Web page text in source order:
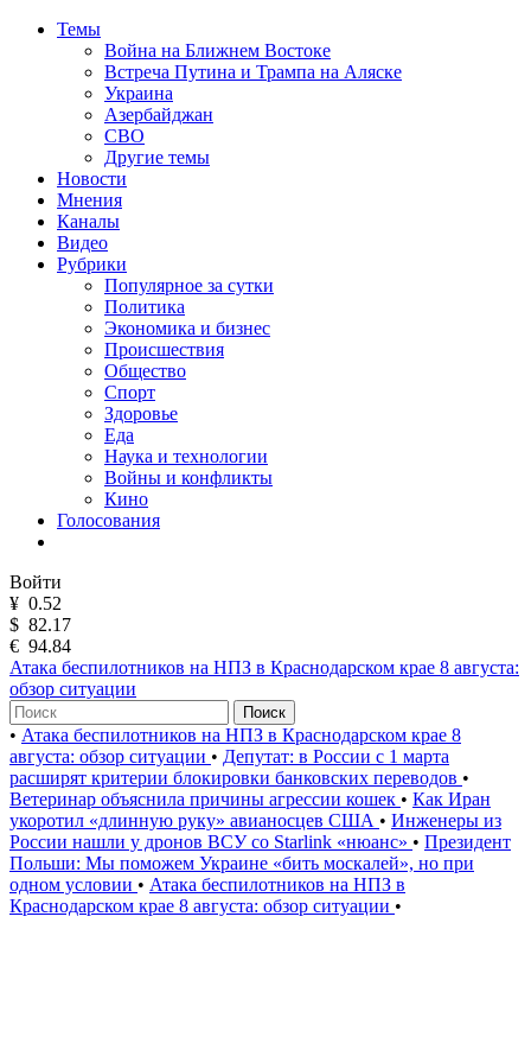
Темы
Война на Ближнем Востоке
Встреча Путина и Трампа на Аляске
Украина
Азербайджан
СВО
Другие темы
Новости
Мнения
Каналы
Видео
Рубрики
Популярное за сутки
Политика
Экономика и бизнес
Происшествия
Общество
Спорт
Здоровье
Еда
Наука и технологии
Войны и конфликты
Кино
Голосования
Войти
¥ 0.52
$ 82.17
€ 94.84
Атака беспилотников на НПЗ в Краснодарском крае 8 августа:
обзор ситуации
Поиск
• Атака беспилотников на НПЗ в Краснодарском крае 8
августа: обзор ситуации • Депутат: в России с 1 марта
расширят критерии блокировки банковских переводов •
Ветеринар объяснила причины агрессии кошек • Как Иран
укоротил «длинную руку» авианосцев США • Инженеры из
России нашли у дронов ВСУ со Starlink «нюанс» • Президент
Польши: Мы поможем Украине «бить москалей», но при
одном условии • Атака беспилотников на НПЗ в
Краснодарском крае 8 августа: обзор ситуации •